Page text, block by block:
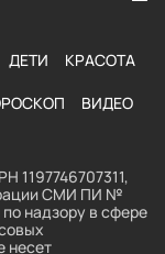
ДЕТИ КРАСОТА
ВИДЕО
1197746707311,
СМИ ПИ №
надзору в сфере
несет